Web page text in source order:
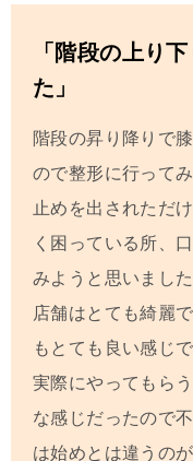
「階段の上り
た」
階段の昇り降りで
ので整形に行って
止めを出されただけ
く困っている所、
みようと思いました
店舗はとても綺麗
もとても良い感じで
実際にやってもら
な感じだったので
は始めとは違うの